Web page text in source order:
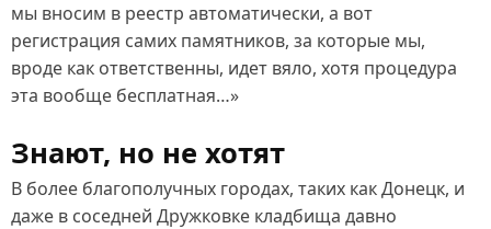
мы вносим в реестр автоматически, а вот
регистрация самих памятников, за которые мы,
вроде как ответственны, идет вяло, хотя процедура
эта вообще бесплатная…»
Знают, но не хотят
В более благополучных городах, таких как Донецк, и
даже в соседней Дружковке кладбища давно